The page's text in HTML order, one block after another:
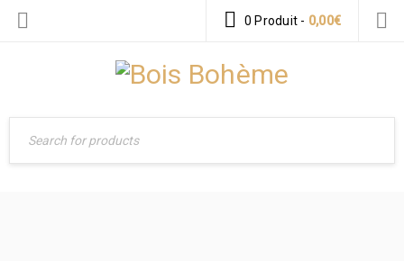
0 Produit - 0,00€